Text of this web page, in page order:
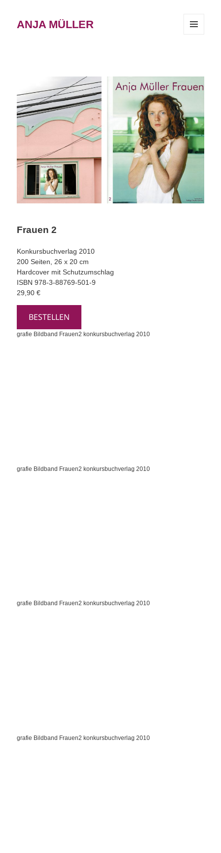
ANJA MÜLLER
Frauen 2
Konkursbuchverlag 2010
200 Seiten, 26 x 20 cm
Hardcover mit Schutzumschlag
ISBN 978-3-88769-501-9
29,90 €
BESTELLEN